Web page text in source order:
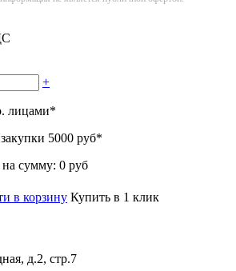
+
лицами*
5000 руб*
на сумму: 0 руб
в корзину Купить в 1 клик
д.2, стр.7